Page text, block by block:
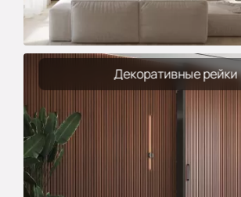
Декоративные рейки